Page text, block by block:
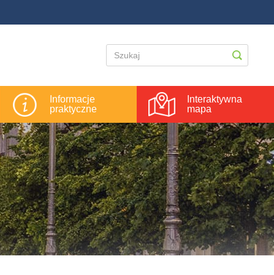
Informacje
praktyczne
Interaktywna
mapa